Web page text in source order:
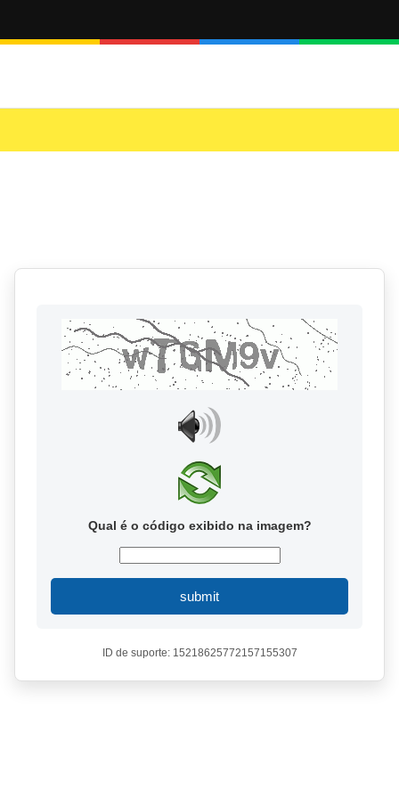
Qual é o código exibido na imagem?
submit
ID de suporte: 15218625772157155307